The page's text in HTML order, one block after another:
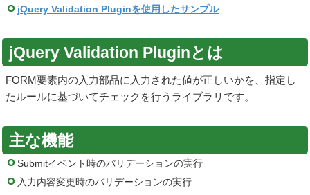
jQuery Validation Pluginを使用したサンプル
jQuery Validation Pluginとは
FORM要素内の入力部品に入力された値が正しいかを、指定し
たルールに基づいてチェックを行うライブラリです。
主な機能
Submitイベント時のバリデーションの実行
入力内容変更時のバリデーションの実行